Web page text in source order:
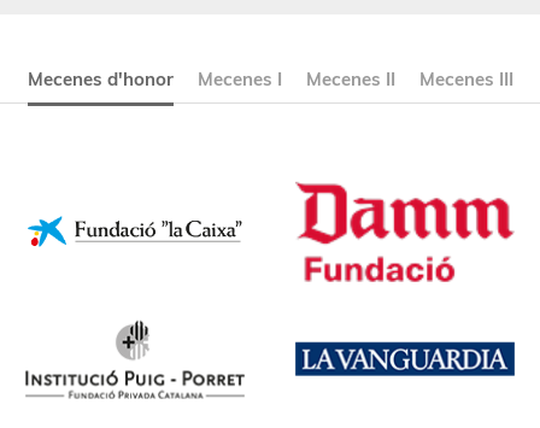
Mecenes d'honor Mecenes I Mecenes II Mecenes III